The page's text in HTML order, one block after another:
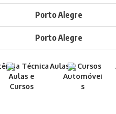
Porto Alegre
Porto Alegre
Aulas e
Cursos
Automóvei
s